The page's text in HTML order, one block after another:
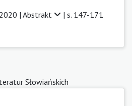
| Abstrakt | s. 147-171
Słowiańskich